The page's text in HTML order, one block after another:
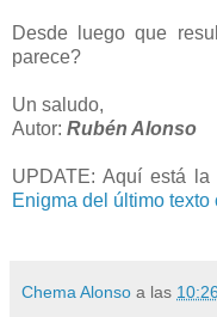
Desde luego que
parece?
Un saludo,
Autor: Rubén Alonso
UPDATE: Aquí está la
Enigma del último texto
Chema Alonso a las